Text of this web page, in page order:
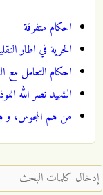
احكام متفرقة
الحرية في اطار
احكام التعامل مع
الشهید نصر الله
من هم المجوس،
‏إدخال كلمات البحث ‏